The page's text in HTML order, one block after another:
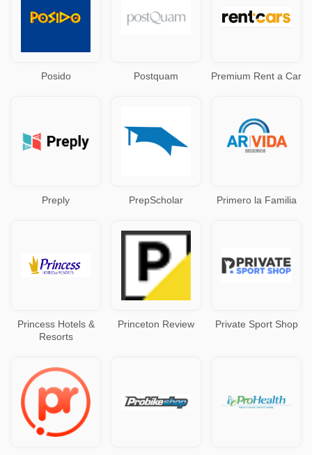
Posido Postquam Premium Rent a Car
Preply PrepScholar Primero la Familia
Princess Hotels &
Resorts
Princeton Review Private Sport Shop